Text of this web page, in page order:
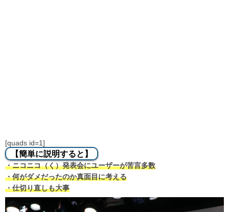
[quads id=1]
【簡単に説明すると】
・ニコニコ（く）発表会にユーザーが苦言多数
・何がダメだったのか真面目に考える
・仕切り直しも大事